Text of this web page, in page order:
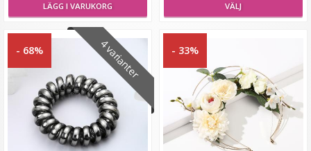
189 kr
LÄGG I VARUKORG VÄLJ
4 varianter
- 68% - 33%